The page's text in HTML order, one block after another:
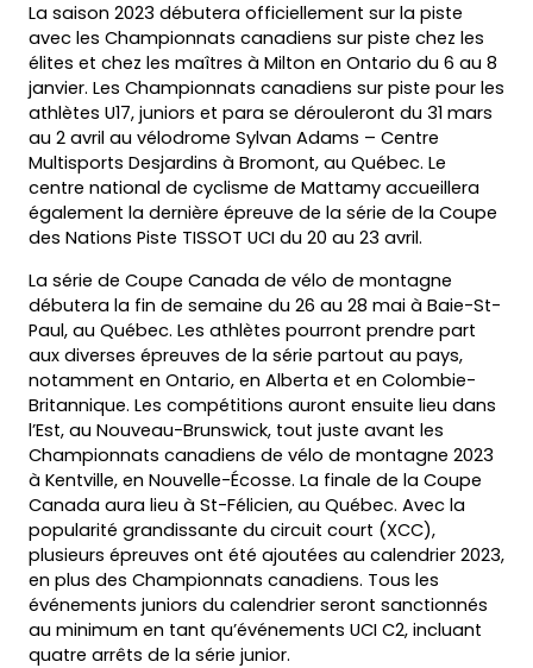
La saison 2023 débutera officiellement sur la piste
avec les Championnats canadiens sur piste chez les
élites et chez les maîtres à Milton en Ontario du 6 au 8
janvier. Les Championnats canadiens sur piste pour les
athlètes U17, juniors et para se dérouleront du 31 mars
au 2 avril au vélodrome Sylvan Adams – Centre
Multisports Desjardins à Bromont, au Québec. Le
centre national de cyclisme de Mattamy accueillera
également la dernière épreuve de la série de la Coupe
des Nations Piste TISSOT UCI du 20 au 23 avril.
La série de Coupe Canada de vélo de montagne
débutera la fin de semaine du 26 au 28 mai à Baie-St-
Paul, au Québec. Les athlètes pourront prendre part
aux diverses épreuves de la série partout au pays,
notamment en Ontario, en Alberta et en Colombie-
Britannique. Les compétitions auront ensuite lieu dans
l’Est, au Nouveau-Brunswick, tout juste avant les
Championnats canadiens de vélo de montagne 2023
à Kentville, en Nouvelle-Écosse. La finale de la Coupe
Canada aura lieu à St-Félicien, au Québec. Avec la
popularité grandissante du circuit court (XCC),
plusieurs épreuves ont été ajoutées au calendrier 2023,
en plus des Championnats canadiens. Tous les
événements juniors du calendrier seront sanctionnés
au minimum en tant qu’événements UCI C2, incluant
quatre arrêts de la série junior.